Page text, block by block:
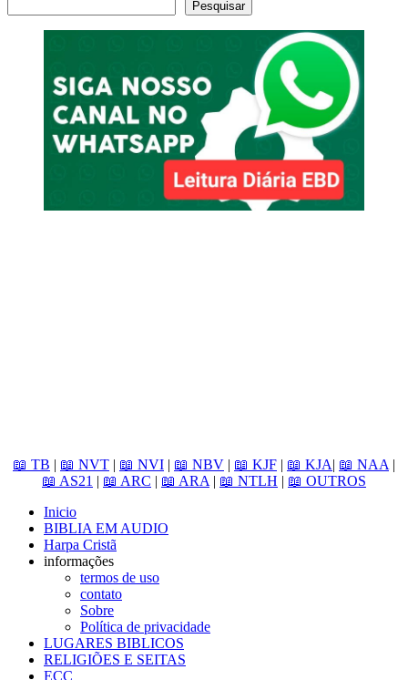
Pesquisar
📖 TB | 📖 NVT | 📖 NVI | 📖 NBV | 📖 KJF | 📖 KJA| 📖 NAA |
📖 AS21 | 📖 ARC | 📖 ARA | 📖 NTLH | 📖 OUTROS
Inicio
BIBLIA EM AUDIO
Harpa Cristã
informações
termos de uso
contato
Sobre
Política de privacidade
LUGARES BIBLICOS
RELIGIÕES E SEITAS
ECC